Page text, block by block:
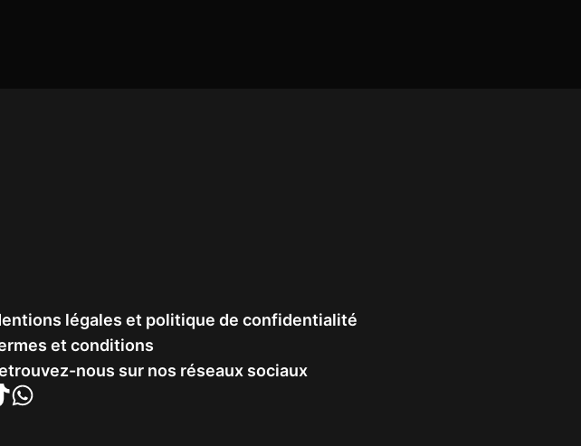
légales et politique de confidentialité
et conditions
nous sur nos réseaux sociaux